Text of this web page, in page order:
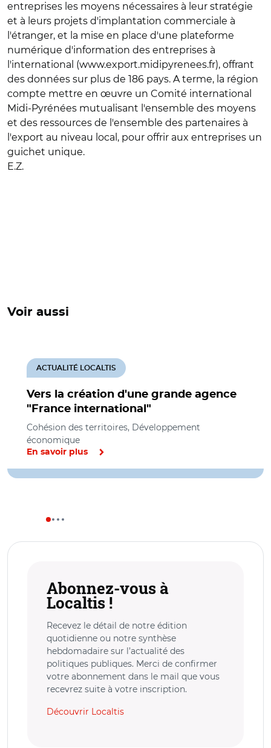
entreprises les moyens nécessaires à leur stratégie
et à leurs projets d'implantation commerciale à
l'étranger, et la mise en place d'une plateforme
numérique d'information des entreprises à
l'international (www.export.midipyrenees.fr), offrant
des données sur plus de 186 pays. A terme, la région
compte mettre en œuvre un Comité international
Midi-Pyrénées mutualisant l'ensemble des moyens
et des ressources de l'ensemble des partenaires à
l'export au niveau local, pour offrir aux entreprises un
guichet unique.
E.Z.
Voir aussi
Vers la création d'une grande agence
"France international"
ACTUALITÉ LOCALTIS
Cohésion des territoires, Développement
économique
En savoir plus
Abonnez-vous à
Localtis !
Recevez le détail de notre édition
quotidienne ou notre synthèse
hebdomadaire sur l’actualité des
politiques publiques. Merci de confirmer
votre abonnement dans le mail que vous
recevrez suite à votre inscription.
Découvrir Localtis